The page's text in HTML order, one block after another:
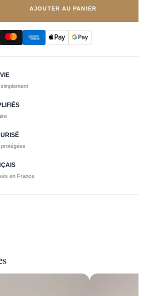
AJOUTER AU PANIER
en France